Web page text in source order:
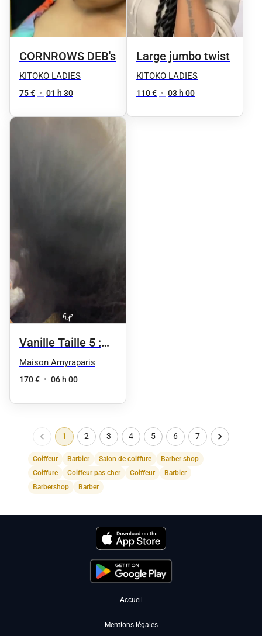
CORNROWS DEB's
KITOKO LADIES
75 € • 01 h 30
Large jumbo twist
KITOKO LADIES
110 € • 03 h 00
Vanille Taille 5 :
Jusqu'à la taille
Maison Amyraparis
170 € • 06 h 00
1 2 3 4 5 6 7
Coiffeur Barbier Salon de coiffure
Barber shop
Coiffure
Coiffeur pas cher Coiffeur
Barbier
Barbershop
Barber
Accueil
Mentions légales